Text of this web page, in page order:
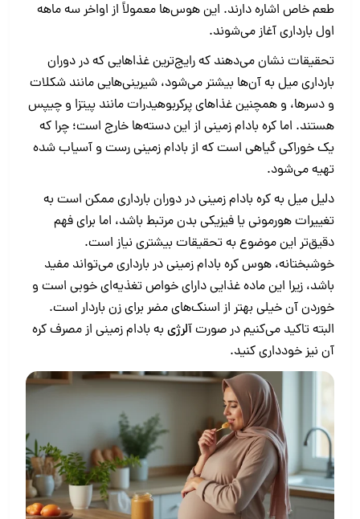
طعم خاص اشاره دارند. این هوس‌ها معمولاً از اواخر سه ‌ماهه
اول بارداری آغاز می‌شوند.
تحقیقات نشان می‌دهند که رایج‌ترین غذاهایی که در دوران
بارداری میل به آن‌ها بیشتر می‌شود، شیرینی‌هایی مانند شکلات
و دسرها، و همچنین غذاهای پرکربوهیدرات مانند پیتزا و چیپس
هستند. اما کره بادام زمینی از این دسته‌ها خارج است؛ چرا که
یک خوراکی گیاهی است که از بادام زمینی رست و آسیاب شده
تهیه می‌شود.
دلیل میل به کره بادام زمینی در دوران بارداری ممکن است به
تغییرات هورمونی یا فیزیکی بدن مرتبط باشد، اما برای فهم
دقیق‌تر این موضوع به تحقیقات بیشتری نیاز است.
خوشبختانه، هوس کره بادام زمینی در بارداری می‌تواند مفید
باشد، زیرا این ماده غذایی دارای خواص تغذیه‌ای خوبی است و
خوردن آن خیلی بهتر از اسنک‌های مضر برای زن باردار است.
البته تاکید می‌کنیم در صورتآلرژی به بادام زمینی از مصرف کره
آن نیز خودداری کنید.